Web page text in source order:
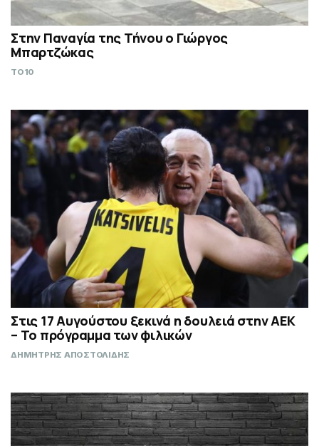
Στην Παναγία της Τήνου ο Γιώργος
Μπαρτζώκας
TO10
Στις 17 Αυγούστου ξεκινά η δουλειά στην ΑΕΚ
– Το πρόγραμμα των φιλικών
ΔΗΜΗΤΡΗΣ ΑΠΟΣΤΟΛΙΔΗΣ